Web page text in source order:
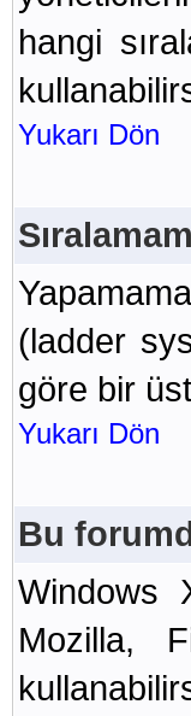
hangi
Yukarı Dön
(ladder
göre bir
Yukarı Dön
Bu
Windows
Mozilla,